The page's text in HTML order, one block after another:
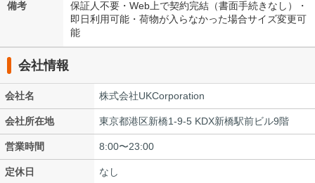
備考
保証人不要・Web上で契約完結（書面手続きなし）・
即日利用可能・荷物が入らなかった場合サイズ変更可
能
会社情報
会社名 株式会社UKCorporation
会社所在地 東京都港区新橋1-9-5 KDX新橋駅前ビル9階
営業時間 8:00〜23:00
定休日 なし